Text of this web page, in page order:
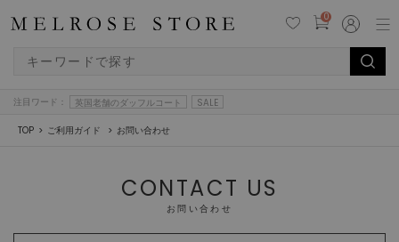
0
注目ワード： 英国老舗のダッフルコート SALE
TOP ご利用ガイド お問い合わせ
CONTACT US
お問い合わせ